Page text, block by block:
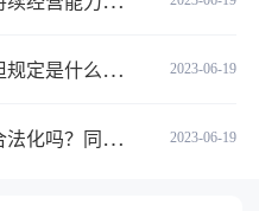
2023-06-19
权分割依据是什么？
2023-06-19
合法国家有哪些？